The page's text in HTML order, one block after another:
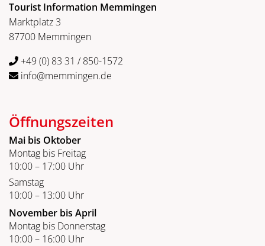
Tourist Information Memmingen
Marktplatz 3
87700 Memmingen
+49 (0) 83 31 / 850-1572
info@memmingen.de
Öffnungszeiten
Mai bis Oktober
Montag bis Freitag
10:00 – 17:00 Uhr
Samstag
10:00 – 13:00 Uhr
November bis April
Montag bis Donnerstag
10:00 – 16:00 Uhr